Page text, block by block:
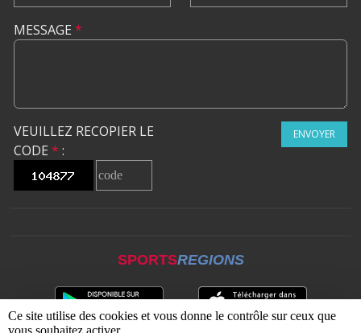
MESSAGE *
VEUILLEZ RECOPIER LE
CODE * :
ENVOYER
SPORTSREGIONS
Ce site utilise des cookies et vous donne le contrôle sur ceux que
vous souhaitez activer